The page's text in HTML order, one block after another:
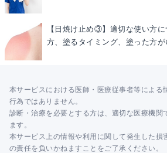
【日焼け止め③】適切な使い方
方、塗るタイミング、塗った方
本サービスにおける医師・医療従事者等による
行為ではありません。
診断・治療を必要とする方は、適切な医療機関
ます。
本サービス上の情報や利用に関して発生した損
の責任を負いかねますことをご了承ください。